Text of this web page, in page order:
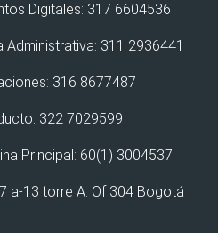
Digitales: 317 6604536
Administrativa: 311 2936441
316 8677487
322 7029599
Principal: 60(1) 3004537
a-13 torre A. Of 304 Bogotá